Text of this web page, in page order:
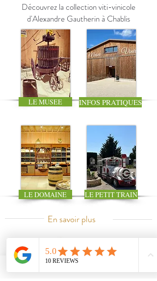
Découvrez la collection viti-vinicole
d'Alexandre Gautherin à Chablis
LE MUSEE INFOS PRATIQUES
LE DOMAINE LE PETIT TRAIN
En savoir plus